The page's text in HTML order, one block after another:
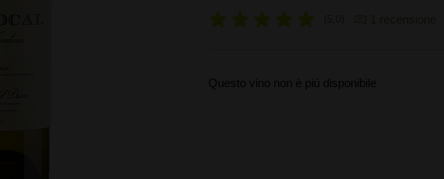
Questo vino non è più disponibile